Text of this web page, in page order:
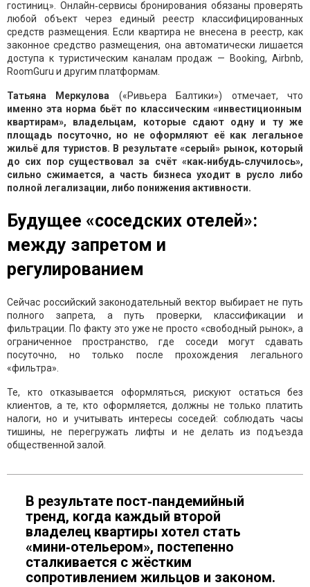
гостиниц». Онлайн‑сервисы бронирования обязаны проверять
любой объект через единый реестр классифицированных
средств размещения. Если квартира не внесена в реестр, как
законное средство размещения, она автоматически лишается
доступа к туристическим каналам продаж — Booking, Airbnb,
RoomGuru и другим платформам.
Татьяна Меркулова («Ривьера Балтики») отмечает, что
именно эта норма бьёт по классическим «инвестиционным
квартирам», владельцам, которые сдают одну и ту же
площадь посуточно, но не оформляют её как легальное
жильё для туристов. В результате «серый» рынок, который
до сих пор существовал за счёт «как‑нибудь‑случилось»,
сильно сжимается, а часть бизнеса уходит в русло либо
полной легализации, либо понижения активности.
Будущее «соседских отелей»:
между запретом и
регулированием
Сейчас российский законодательный вектор выбирает не путь
полного запрета, а путь проверки, классификации и
фильтрации. По факту это уже не просто «свободный рынок», а
ограниченное пространство, где соседи могут сдавать
посуточно, но только после прохождения легального
«фильтра».
Те, кто отказывается оформляться, рискуют остаться без
клиентов, а те, кто оформляется, должны не только платить
налоги, но и учитывать интересы соседей: соблюдать часы
тишины, не перегружать лифты и не делать из подъезда
общественной залой.
В результате пост‑пандемийный
тренд, когда каждый второй
владелец квартиры хотел стать
«мини‑отельером», постепенно
сталкивается с жёстким
сопротивлением жильцов и законом.